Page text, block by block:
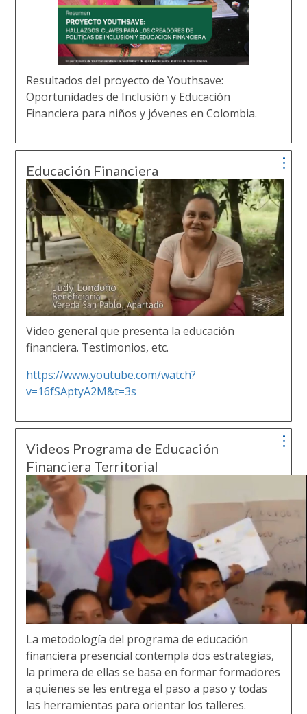
Resultados del proyecto de Youthsave:
Oportunidades de Inclusión y Educación
Financiera para niños y jóvenes en Colombia.
Educación Financiera
Video general que presenta la educación
financiera. Testimonios, etc.
https://www.youtube.com/watch?
v=16fSAptyA2M&t=3s
Videos Programa de Educación
Financiera Territorial
La metodología del programa de educación
financiera presencial contempla dos estrategias,
la primera de ellas se basa en formar formadores
a quienes se les entrega el paso a paso y todas
las herramientas para orientar los talleres.